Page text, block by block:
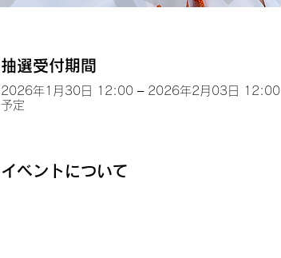
抽選受付期間
2026年1月30日 12:00 – 2026年2月03日 12:00
予定
イベントについて